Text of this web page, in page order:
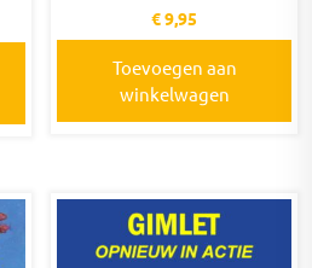
€9,95
Toevoegen aan
winkelwagen